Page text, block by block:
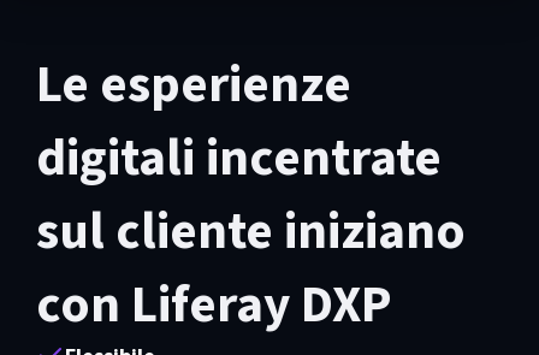
Le esperienze
digitali incentrate
sul cliente iniziano
con Liferay DXP